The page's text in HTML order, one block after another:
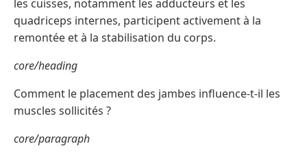
les cuisses, notamment les adducteurs et les
quadriceps internes, participent activement à la
remontée et à la stabilisation du corps.
core/heading
Comment le placement des jambes influence-t-il les
muscles sollicités ?
core/paragraph